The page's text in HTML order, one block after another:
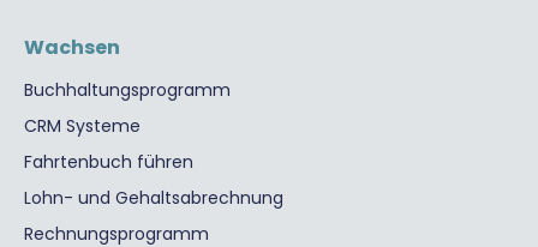
Wachsen
Buchhaltungsprogramm
CRM Systeme
Fahrtenbuch führen
Lohn- und Gehaltsabrechnung
Rechnungsprogramm